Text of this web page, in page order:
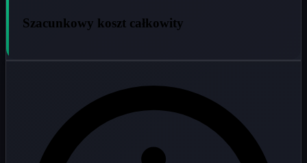
Szacunkowy koszt całkowity